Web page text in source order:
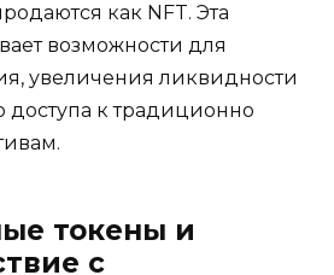
как NFT. Эта
возможности для
увеличения ликвидности
доступа к традиционно
токены и
с